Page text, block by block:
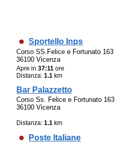
Sportello Inps
Corso SS.Felice e Fortunato 163
36100 Vicenza
Apre in37:11 ore
Distanza:1.1 km
Bar Palazzetto
Corso Ss. Felice e Fortunato 163
36100 Vicenza
Distanza:1.1 km
Poste Italiane